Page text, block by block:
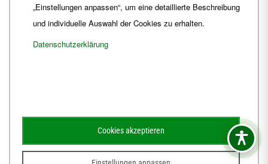
Schematismus Amtsblatt
„Einstellungen anpassen“, um eine detaillierte Beschreibung
und individuelle Auswahl der Cookies zu erhalten.
Datenschutzerklärung
Cookies akzeptieren